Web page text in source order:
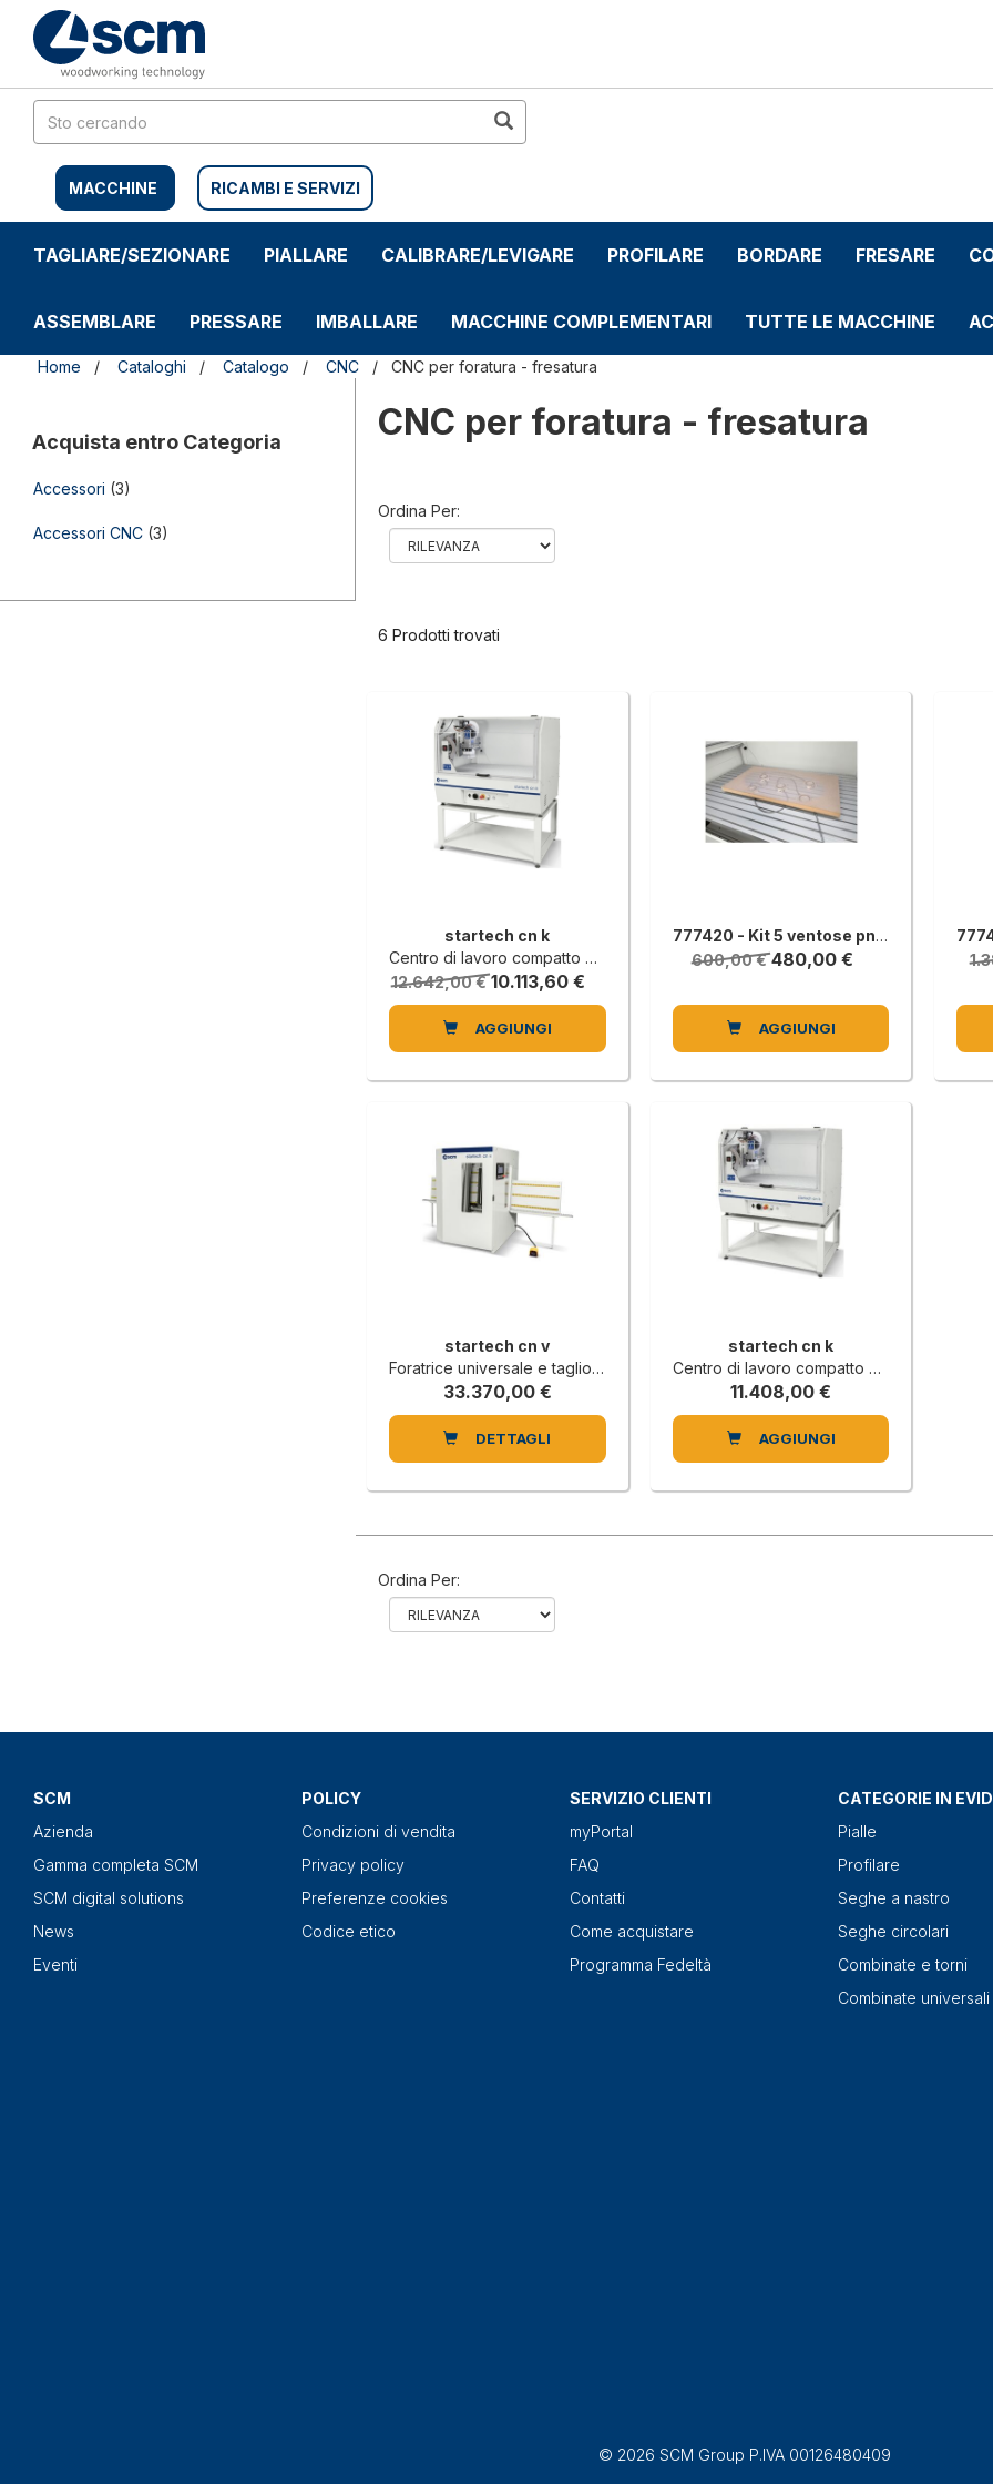
contenuto
menu
navigazione
MACCHINE RICAMBI E SERVIZI
TAGLIARE/SEZIONARE PIALLARE CALIBRARE/LEVIGARE PROFILARE BORDARE FRESARE
ASSEMBLARE PRESSARE IMBALLARE MACCHINE COMPLEMENTARI TUTTE LE MACCHINE
Home Cataloghi Catalogo CNC CNC per foratura - fresatura
Acquista entro Categoria
Accessori (3)
Accessori CNC (3)
CNC per foratura - fresatura
Ordina Per:
6 Prodotti trovati
startech cn k
Centro di lavoro compatto a 3 assi con 4° asse interpolante
12.642,00 € 10.113,60 €
AGGIUNGI
777420 - Kit 5 ventose pneumatiche posizionabili sul piano di lavoro
600,00 € 480,00 €
AGGIUNGI
startech cn v
Foratrice universale e taglio lama a CNC
33.370,00 €
DETTAGLI
startech cn k
Centro di lavoro compatto a 3 assi
11.408,00 €
AGGIUNGI
Ordina Per:
SCM
Azienda
Gamma completa SCM
SCM digital solutions
News
Eventi
POLICY
Condizioni di vendita
Privacy policy
Preferenze cookies
Codice etico
SERVIZIO CLIENTI
myPortal
FAQ
Contatti
Come acquistare
Programma Fedeltà
CATEGORIE IN
Pialle
Profilare
Seghe a nastro
Seghe circolari
Combinate e torni
Combinate universali
© 2026 SCM Group P.IVA 00126480409